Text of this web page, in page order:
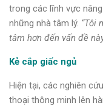
trong các lĩnh vực
những nhà tâm lý. “Tôi
tâm hơn đến vấn đề
Kẻ cắp giấc ngủ
Hiện tại, các nghiên
thoại thông minh lên